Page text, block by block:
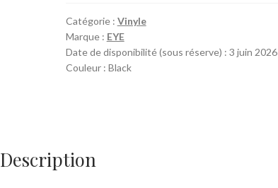
Catégorie : Vinyle
Marque : EYE
Date de disponibilité (sous réserve) : 3 juin 2026
Couleur : Black
Description